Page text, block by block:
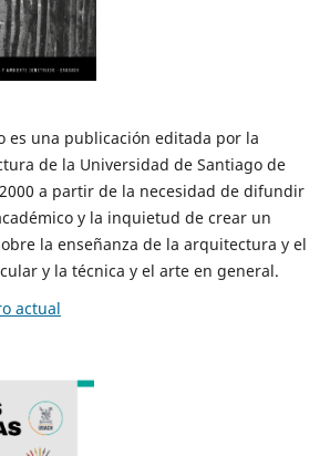
es una publicación editada por la
de la Universidad de Santiago de
a partir de la necesidad de difundir
y la inquietud de crear un
la enseñanza de la arquitectura y el
y la técnica y el arte en general.
actual